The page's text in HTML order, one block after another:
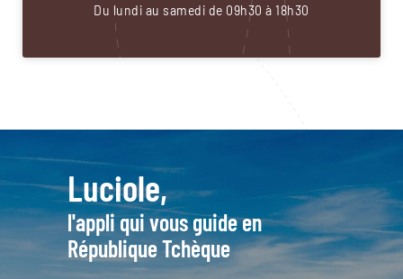
Du lundi au samedi de 09h30 à 18h30
Luciole,
l'appli qui vous guide en
République Tchèque